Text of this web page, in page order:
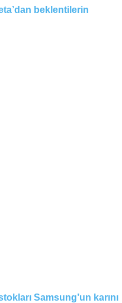
beklentilerin
Samsung’un karını